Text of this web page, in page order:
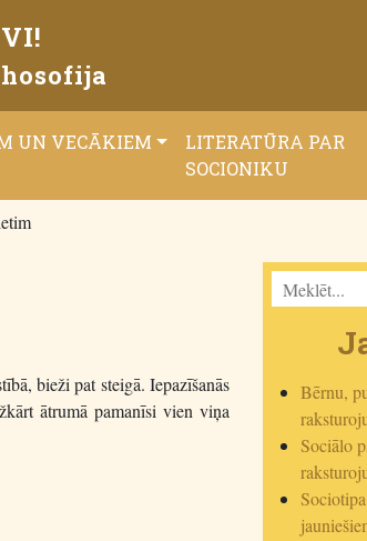
UN VECĀKIEM
LITERATŪRA PAR
SOCIONIKU
bieži pat steigā. Iepazīšanās
ātrumā pamanīsi vien viņa
Bērnu,
Sociālo